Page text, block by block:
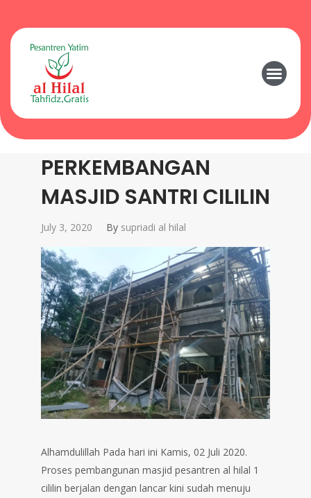
PERKEMBANGAN
MASJID SANTRI CILILIN
July 3, 2020 By supriadi al hilal
Alhamdulillah Pada hari ini Kamis, 02 Juli 2020.
Proses pembangunan masjid pesantren al hilal 1
cililin berjalan dengan lancar kini sudah menuju